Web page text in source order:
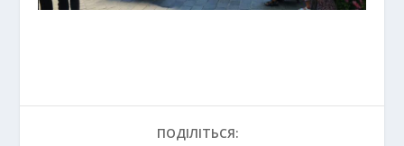
ПОДІЛІТЬСЯ: